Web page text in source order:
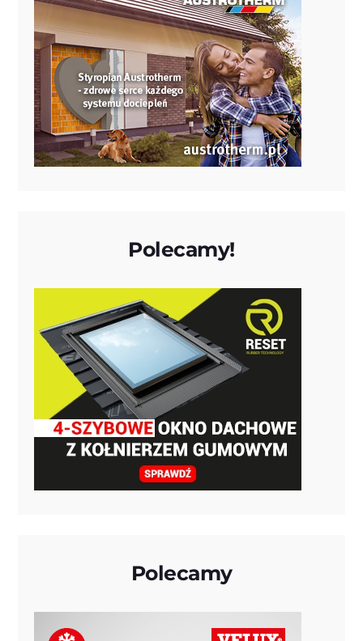
Polecamy!
Polecamy